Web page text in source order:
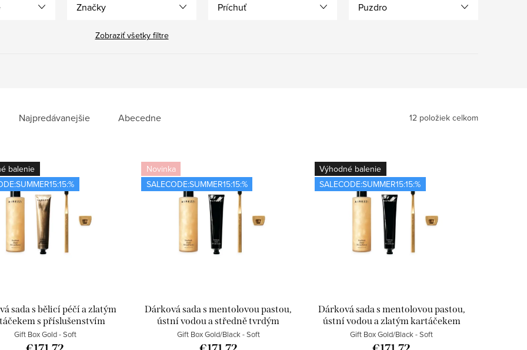
Značky Príchuť Puzdro
Zobraziť všetky filtre
Najpredávanejšie Abecedne 12 položiek celkom
balenie
sada s bělicí péčí a zlatým
s příslušenstvím
Gift Box Gold - Soft
Novinka
SALECODE:SUMMER15:15:%
Dárková sada s mentolovou pastou,
ústní vodou a středně tvrdým
kartáčkem
Gift Box Gold/Black - Soft
Výhodné balenie
SALECODE:SUMMER15:15:%
Dárková sada s mentolovou pastou,
ústní vodou a zlatým kartáčekem
Gift Box Gold/Black - Soft